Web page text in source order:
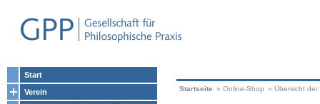
Start
Verein
Startseite » Online-Shop » Übersicht